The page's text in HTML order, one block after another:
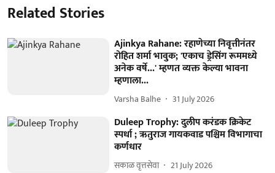
Related Stories
Ajinkya Rahane: रहाणेच्या निवृत्तीनंतर
रोहित शर्मा भावुक; 'एकाच ड्रेसिंग रूममध्ये
अनेक वर्षे...' म्हणत व्यक्त केल्या भावना
म्हणाला...
Varsha Balhe 31 July 2026
Duleep Trophy: दुलीप करंडक क्रिकेट
स्पर्धा ; ऋतुराज गायकवाड पश्चिम विभागाचा
कर्णधार
सकाळ वृत्तसेवा 21 July 2026